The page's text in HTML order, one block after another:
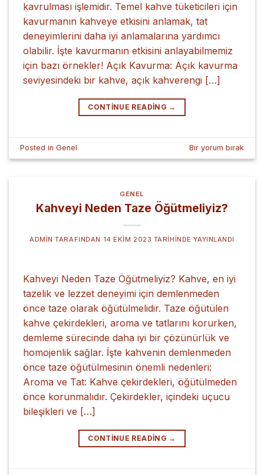
kavrulması işlemidir. Temel kahve tüketicileri için
kavurmanın kahveye etkisini anlamak, tat
deneyimlerini daha iyi anlamalarına yardımcı
olabilir. İşte kavurmanın etkisini anlayabilmemiz
için bazı örnekler! Açık Kavurma: Açık kavurma
seviyesindeki bir kahve, açık kahverengi […]
CONTINUE READING →
Posted inGenel Bir yorum bırak
GENEL
Kahveyi Neden Taze Öğütmeliyiz?
ADMIN TARAFINDAN 14 EKIM 2023 TARIHINDE YAYINLANDI
Kahveyi Neden Taze Öğütmeliyiz? Kahve, en iyi
tazelik ve lezzet deneyimi için demlenmeden
önce taze olarak öğütülmelidir. Taze öğütülen
kahve çekirdekleri, aroma ve tatlarını korurken,
demleme sürecinde daha iyi bir çözünürlük ve
homojenlik sağlar. İşte kahvenin demlenmeden
önce taze öğütülmesinin önemli nedenleri:
Aroma ve Tat: Kahve çekirdekleri, öğütülmeden
önce korunmalıdır. Çekirdekler, içindeki uçucu
bileşikleri ve […]
CONTINUE READING →